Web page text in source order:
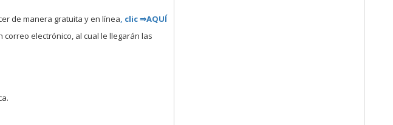
de manera gratuita y en línea, clic ⇒AQUÍ
electrónico, al cual le llegarán las